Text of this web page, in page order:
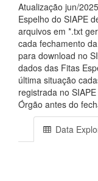
Atualização jun/
Espelho do SIAPE
arquivos em *.txt
cada fechamento
para download no
dados das Fitas
última situação
registrada no
Órgão antes do
Data